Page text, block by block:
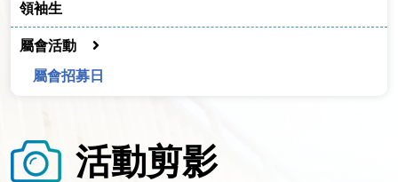
領袖生
屬會活動
屬會招募日
活動剪影